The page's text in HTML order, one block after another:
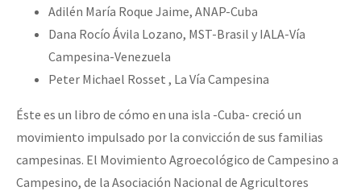
Adilén María Roque Jaime, ANAP-Cuba
Dana Rocío Ávila Lozano, MST-Brasil y IALA-Vía
Campesina-Venezuela
Peter Michael Rosset , La Vía Campesina
Éste es un libro de cómo en una isla -Cuba- creció un
movimiento impulsado por la convicción de sus familias
campesinas. El Movimiento Agroecológico de Campesino a
Campesino, de la Asociación Nacional de Agricultores